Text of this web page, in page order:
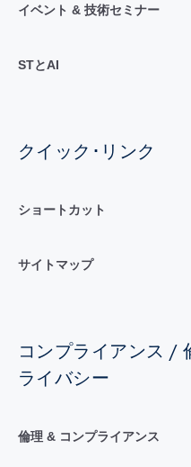
イベント & 技術セミナー
STとAI
クイック･リンク
ショートカット
サイトマップ
コンプライアンス /
ライバシー
倫理 & コンプライアンス